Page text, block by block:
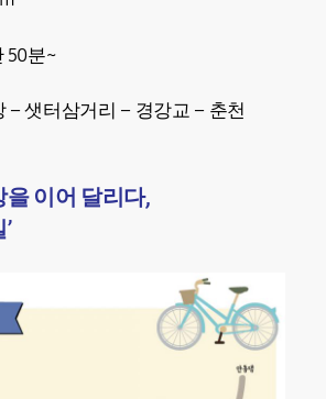
50분~
– 샛터삼거리 – 경강교 – 춘천
이어 달리다,